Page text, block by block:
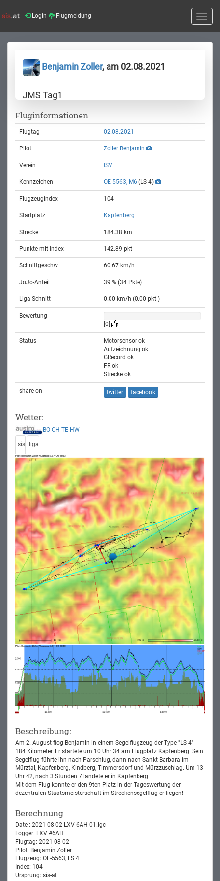
Login Flugmeldung
Toggle
Benjamin Zoller, am 02.08.2021
JMS Tag1
Fluginformationen
Flugtag 02.08.2021
Pilot Zoller Benjamin
Verein ISV
Kennzeichen OE-5563, M6 (LS 4)
Flugzeugindex 104
Startplatz Kapfenberg
Strecke 184.38 km
Punkte mit Index 142.89 pkt
Schnittgeschw. 60.67 km/h
JoJo-Anteil 39 % (34 Pkte)
Liga Schnitt 0.00 km/h (0.00 pkt )
Bewertung
[0]
Status
Motorsensor ok
Aufzeichnung ok
GRecord ok
FR ok
Strecke ok
share on twitter facebook
Wetter:
BO OH TE HW
sis liga
Beschreibung:
Am 2. August flog Benjamin in einem Segelflugzeug der Type "LS 4"
184 Kilometer. Er startete um 10 Uhr 34 am Flugplatz Kapfenberg. Sein
Segelflug führte ihn nach Parschlug, dann nach Sankt Barbara im
Mürztal, Kapfenberg, Kindberg, Timmersdorf und Mürzzuschlag. Um 13
Uhr 42, nach 3 Stunden 7 landete er in Kapfenberg.
Mit dem Flug konnte er den 9ten Platz in der Tageswertung der
dezentralen Staatsmeisterschaft im Streckensegelflug erfliegen!
Berechnung
Datei: 2021-08-02-LXV-6AH-01.igc
Logger: LXV #6AH
Flugtag: 2021-08-02
Pilot: Benjamin Zoller
Flugzeug: OE-5563, LS 4
Index: 104
Ursprung: sis-at